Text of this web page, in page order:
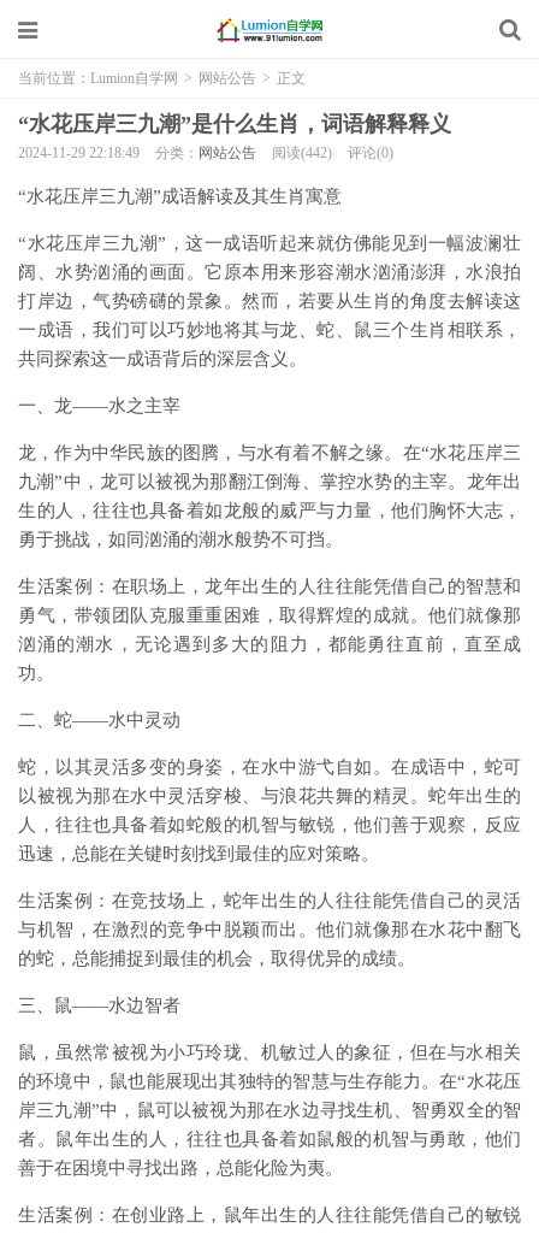
当前位置： Lumion自学网 > 网站公告 > 正文
“水花压岸三九潮”是什么生肖，词语解释释义
2024-11-29 22:18:49 分类： 网站公告 阅读(442) 评论(0)
“水花压岸三九潮”成语解读及其生肖寓意
“水花压岸三九潮”，这一成语听起来就仿佛能见到一幅波澜壮
阔、水势汹涌的画面。它原本用来形容潮水汹涌澎湃，水浪拍
打岸边，气势磅礴的景象。然而，若要从生肖的角度去解读这
一成语，我们可以巧妙地将其与龙、蛇、鼠三个生肖相联系，
共同探索这一成语背后的深层含义。
一、龙——水之主宰
龙，作为中华民族的图腾，与水有着不解之缘。在“水花压岸三
九潮”中，龙可以被视为那翻江倒海、掌控水势的主宰。龙年出
生的人，往往也具备着如龙般的威严与力量，他们胸怀大志，
勇于挑战，如同汹涌的潮水般势不可挡。
生活案例：在职场上，龙年出生的人往往能凭借自己的智慧和
勇气，带领团队克服重重困难，取得辉煌的成就。他们就像那
汹涌的潮水，无论遇到多大的阻力，都能勇往直前，直至成
功。
二、蛇——水中灵动
蛇，以其灵活多变的身姿，在水中游弋自如。在成语中，蛇可
以被视为那在水中灵活穿梭、与浪花共舞的精灵。蛇年出生的
人，往往也具备着如蛇般的机智与敏锐，他们善于观察，反应
迅速，总能在关键时刻找到最佳的应对策略。
生活案例：在竞技场上，蛇年出生的人往往能凭借自己的灵活
与机智，在激烈的竞争中脱颖而出。他们就像那在水花中翻飞
的蛇，总能捕捉到最佳的机会，取得优异的成绩。
三、鼠——水边智者
鼠，虽然常被视为小巧玲珑、机敏过人的象征，但在与水相关
的环境中，鼠也能展现出其独特的智慧与生存能力。在“水花压
岸三九潮”中，鼠可以被视为那在水边寻找生机、智勇双全的智
者。鼠年出生的人，往往也具备着如鼠般的机智与勇敢，他们
善于在困境中寻找出路，总能化险为夷。
生活案例：在创业路上，鼠年出生的人往往能凭借自己的敏锐